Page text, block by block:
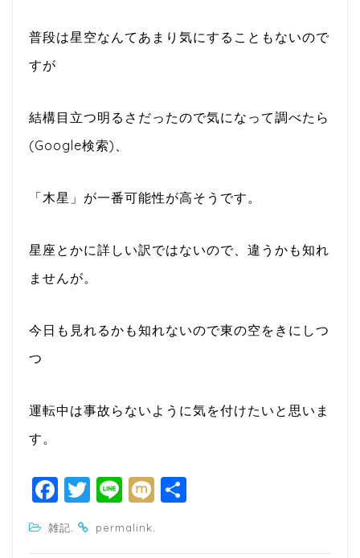
普段は星空なんてあまり気にすることもないので
すが
結構目立つ明るさだったので気になって調べたら
(Google検索)、
「木星」が一番可能性が高そうです。
星座とかに詳しい訳ではないので、違うかも知れ
ませんが。
今日も見れるかも知れないので東の空をきにしつ
つ
運転中は事故らないように気を付けたいと思いま
す。
F
a
c
T
itt
Li
n
e
M
雑記. permalink.